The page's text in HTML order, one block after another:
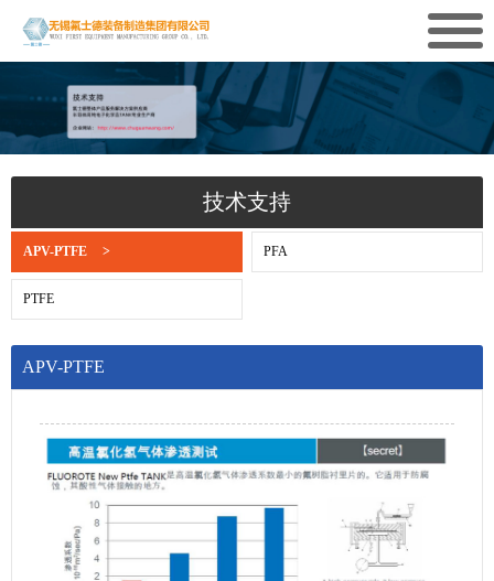
技术支持
APV-PTFE > PFA
PTFE
APV-PTFE